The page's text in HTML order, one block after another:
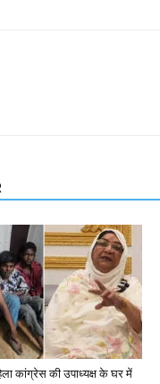
कांग्रेस की उपाध्यक्ष के घर में